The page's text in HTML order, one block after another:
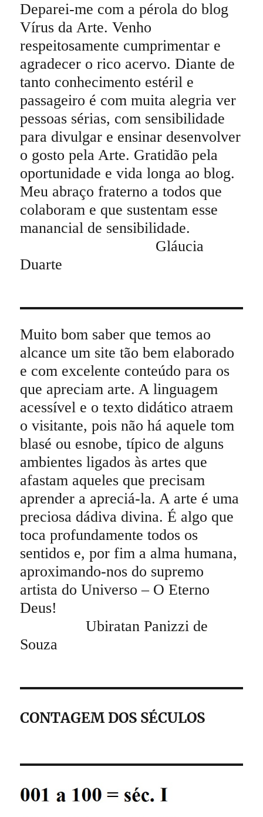
Deparei-me com a pérola do blog
Vírus da Arte. Venho
respeitosamente cumprimentar e
agradecer o rico acervo. Diante de
tanto conhecimento estéril e
passageiro é com muita alegria ver
pessoas sérias, com sensibilidade
para divulgar e ensinar desenvolver
o gosto pela Arte. Gratidão pela
oportunidade e vida longa ao blog.
Meu abraço fraterno a todos que
colaboram e que sustentam esse
manancial de sensibilidade.
Gláucia
Duarte
Muito bom saber que temos ao
alcance um site tão bem elaborado
e com excelente conteúdo para os
que apreciam arte. A linguagem
acessível e o texto didático atraem
o visitante, pois não há aquele tom
blasé ou esnobe, típico de alguns
ambientes ligados às artes que
afastam aqueles que precisam
aprender a apreciá-la. A arte é uma
preciosa dádiva divina. É algo que
toca profundamente todos os
sentidos e, por fim a alma humana,
aproximando-nos do supremo
artista do Universo – O Eterno
Deus!
Ubiratan Panizzi de
Souza
CONTAGEM DOS SÉCULOS